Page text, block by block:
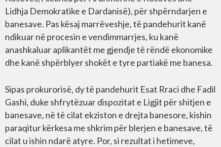
Lidhja Demokratike e Dardanisë), për shpërndarjen e
banesave. Pas kësaj marrëveshje, të pandehurit kanë
ndikuar në procesin e vendimmarrjes, ku kanë
anashkaluar aplikantët me gjendje të rëndë ekonomike
dhe kanë shpërblyer shokët e tyre partiakë me banesa.
Sipas prokurorisë, dy të pandehurit Esat Rraci dhe Fadil
Gashi, duke shfrytëzuar dispozitat e Ligjit për shitjen e
banesave, në të cilat ekziston e drejta banesore, kishin
paraqitur kërkesa me shkrim për blerjen e banesave, të
cilat u ishin ndarë atyre. Por, si rezultat i hetimeve,